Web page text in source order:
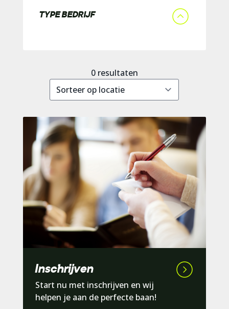
TYPE BEDRIJF
0resultaten
Inschrijven
Start nu met inschrijven en wij
helpen je aan de perfecte baan!